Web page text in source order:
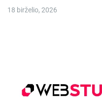
18 birželio, 2026